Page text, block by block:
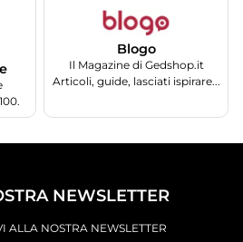
Blogo
Il Magazine di Gedshop.it
Articoli, guide, lasciati ispirare...
NEWSLETTER
ALLA NOSTRA NEWSLETTER